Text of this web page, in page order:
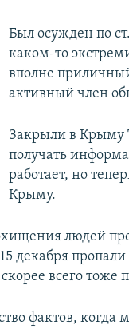
Был осужден по
каком-то
вполне
активный член
Закрыли в Крыму
получать
работает, но
Крыму.
людей
декабря
всего
фактов,